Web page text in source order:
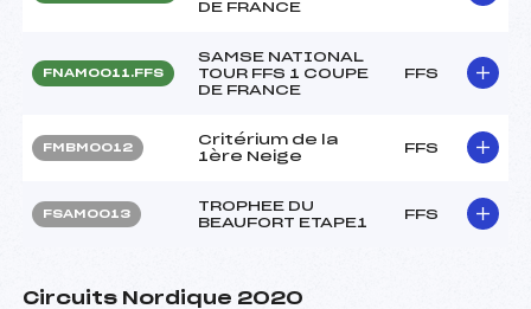
DE FRANCE
FNAM0011.FFS
SAMSE NATIONAL
TOUR FFS 1 COUPE
DE FRANCE
FFS
FMBM0012
Critérium de la
1ère Neige
FFS
FSAM0013
TROPHEE DU
BEAUFORT ETAPE1
FFS
Circuits Nordique 2020